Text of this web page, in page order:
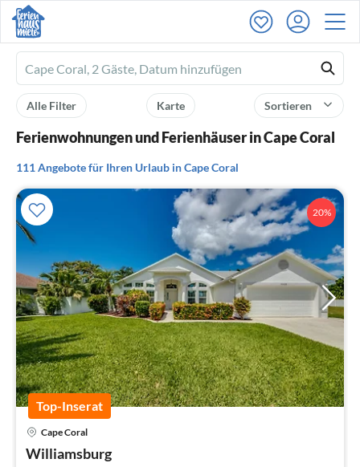
Ferienhausmiete
logo
Sortieren
Karte
Alle Filter
Ferienwohnungen und Ferienhäuser in Cape Coral
111 Angebote für Ihren Urlaub in Cape Coral
20%
Top-Inserat
Cape Coral
Williamsburg